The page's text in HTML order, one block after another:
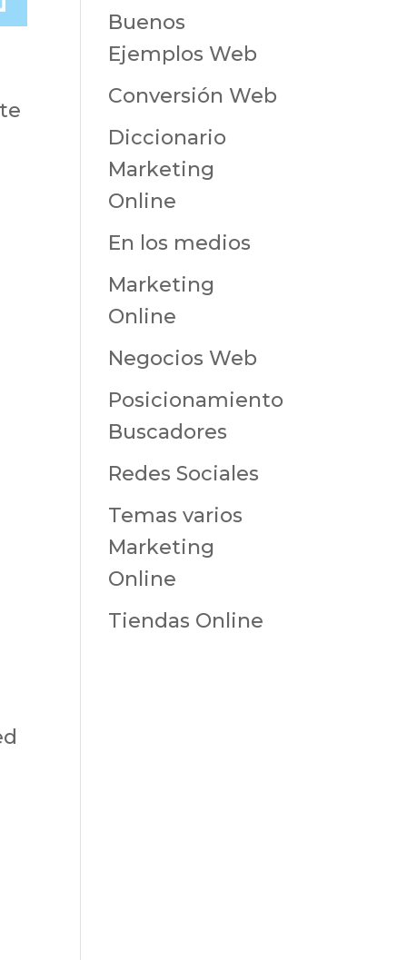
Buenos
Ejemplos Web
Conversión Web
Diccionario
Marketing
Online
En los medios
Marketing
Online
Negocios Web
Posicionamiento
Buscadores
Redes Sociales
Temas varios
Marketing
Online
Tiendas Online